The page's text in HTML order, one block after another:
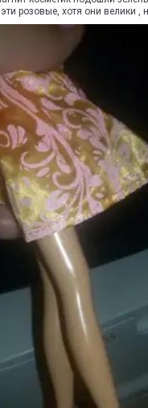
розовые, хотя они велики ,